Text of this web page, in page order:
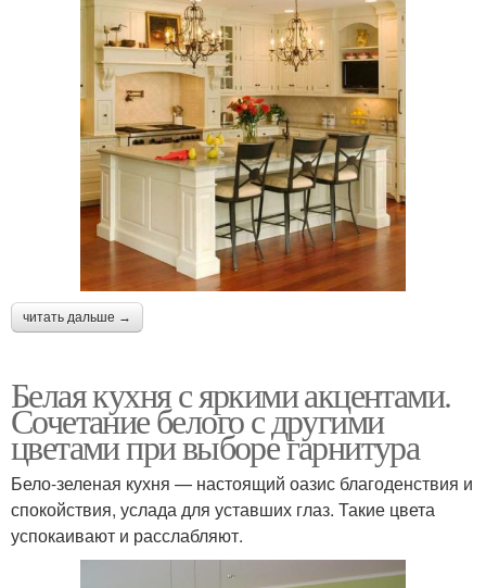
читать дальше →
Белая кухня с яркими акцентами.
Сочетание белого с другими
цветами при выборе гарнитура
Бело-зеленая кухня — настоящий оазис благоденствия и
спокойствия, услада для уставших глаз. Такие цвета
успокаивают и расслабляют.